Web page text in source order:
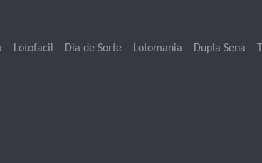
Lotofacil Dia de Sorte Lotomania Dupla Sena